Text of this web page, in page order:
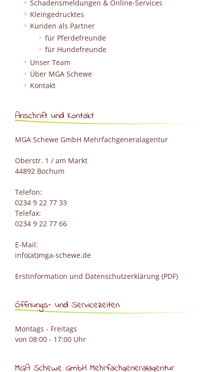
Schadensmeldungen & Online-Services
Kleingedrucktes
Kunden als Partner
für Pferdefreunde
für Hundefreunde
Unser Team
Über MGA Schewe
Kontakt
Anschrift und Kontakt
MGA Schewe GmbH Mehrfachgeneralagentur
Oberstr. 1 / am Markt
44892 Bochum
Telefon:
0234 9 22 77 33
Telefax:
0234 9 22 77 66
E-Mail:
info(at)mga-schewe.de
Erstinformation und Datenschutzerklärung (PDF)
Öffnungs- und Servicezeiten
Montags - Freitags
von 08:00 - 17:00 Uhr
MGA Schewe GmbH Mehrfachgeneralagentur